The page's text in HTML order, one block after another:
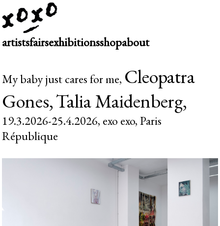
artistsfairsexhibitionsshopabout
My baby just cares for me, Cleopatra
Gones,Talia Maidenberg,
19.3.2026-25.4.2026, exo exo, Paris
République